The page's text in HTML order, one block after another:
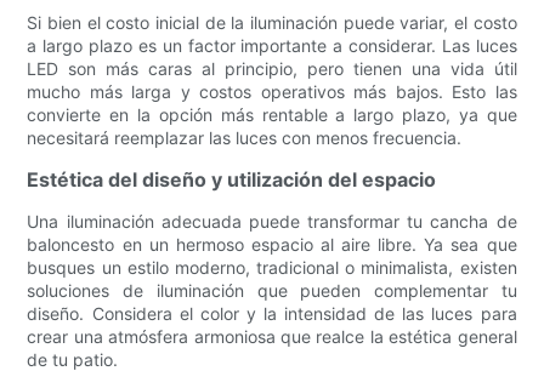
Si bien el costo inicial de la iluminación puede variar, el costo
a largo plazo es un factor importante a considerar. Las luces
LED son más caras al principio, pero tienen una vida útil
mucho más larga y costos operativos más bajos. Esto las
convierte en la opción más rentable a largo plazo, ya que
necesitará reemplazar las luces con menos frecuencia.
Estética del diseño y utilización del espacio
Una iluminación adecuada puede transformar tu cancha de
baloncesto en un hermoso espacio al aire libre. Ya sea que
busques un estilo moderno, tradicional o minimalista, existen
soluciones de iluminación que pueden complementar tu
diseño. Considera el color y la intensidad de las luces para
crear una atmósfera armoniosa que realce la estética general
de tu patio.